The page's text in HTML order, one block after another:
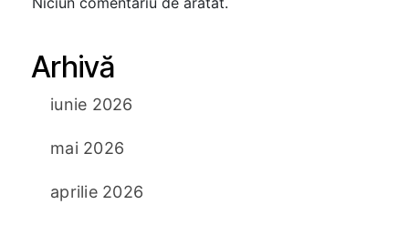
Arhivă
iunie 2026
mai 2026
aprilie 2026